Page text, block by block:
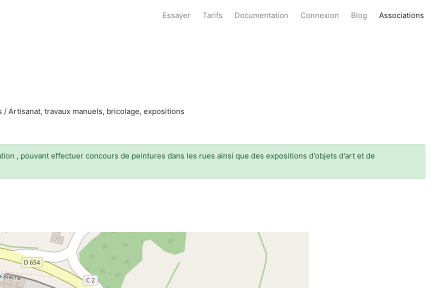
Essayer Tarifs Documentation Connexion Blog Associations
Artisanat, travaux manuels, bricolage, expositions
, pouvant effectuer concours de peintures dans les rues ainsi que des expositions d'objets d'art et de